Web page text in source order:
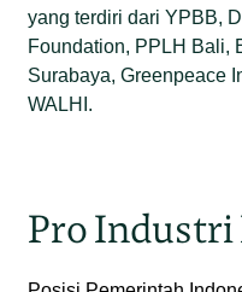
yang terdiri dari YPBB,
Foundation, PPLH Bali,
Surabaya, Greenpeace
WALHI.
Pro Industri